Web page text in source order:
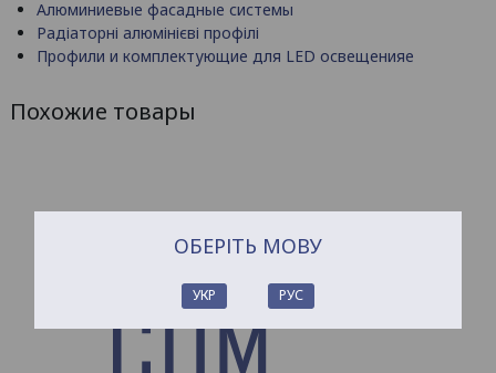
Алюминиевые фасадные системы
Радіаторні алюмінієві профілі
Профили и комплектующие для LED освещенияе
Похожие товары
ОБЕРІТЬ МОВУ
УКР РУС